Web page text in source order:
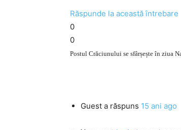
Răspunde la această întrebare
0
0
Postul Crăciunului se sfârșește în ziua
Guest a răspuns 15 ani ago